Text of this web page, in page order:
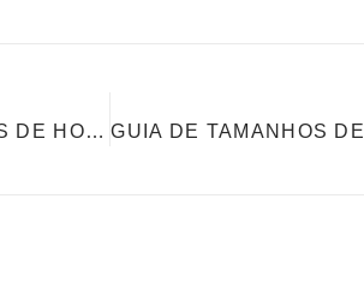
GUIA DE TAMANHOS DE QUARTOS DE HOTEL PARA PLANEJAMENTO DE MÓVEIS E DESIGN DE ESPAÇO EFICIENTE